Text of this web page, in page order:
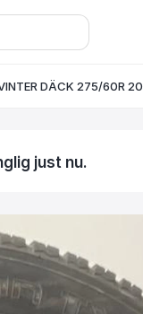
DÄCK 275/60R 20
just nu.